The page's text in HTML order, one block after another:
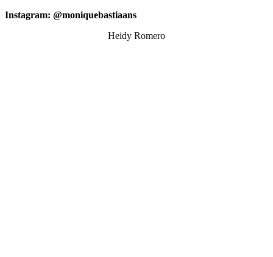
Instagram: @moniquebastiaans
Heidy Romero